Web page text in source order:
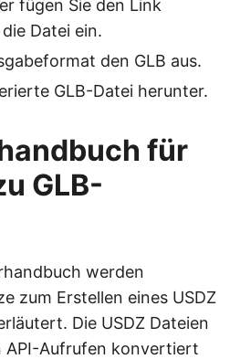
fügen Sie den Link
Datei ein.
den GLB aus.
GLB-Datei herunter.
für
GLB-
werden
zum Erstellen eines USDZ
Die USDZ Dateien
API-Aufrufen konvertiert